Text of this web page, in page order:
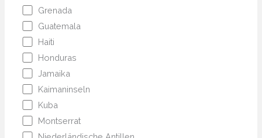
Grenada
Guatemala
Haiti
Honduras
Jamaika
Kaimaninseln
Kuba
Montserrat